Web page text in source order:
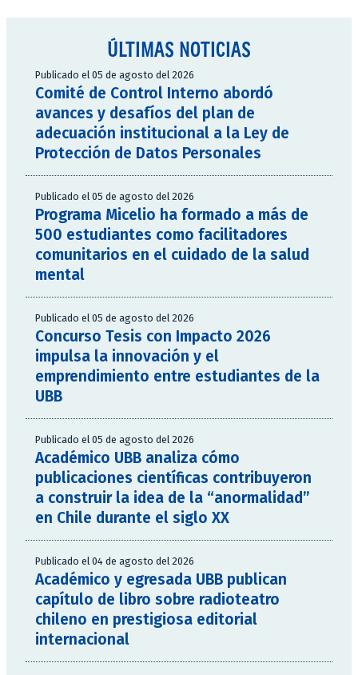
ÚLTIMAS NOTICIAS
Publicado el 05 de agosto del 2026
Comité de Control Interno abordó
avances y desafíos del plan de
adecuación institucional a la Ley de
Protección de Datos Personales
Publicado el 05 de agosto del 2026
Programa Micelio ha formado a más de
500 estudiantes como facilitadores
comunitarios en el cuidado de la salud
mental
Publicado el 05 de agosto del 2026
Concurso Tesis con Impacto 2026
impulsa la innovación y el
emprendimiento entre estudiantes de la
UBB
Publicado el 05 de agosto del 2026
Académico UBB analiza cómo
publicaciones científicas contribuyeron
a construir la idea de la “anormalidad”
en Chile durante el siglo XX
Publicado el 04 de agosto del 2026
Académico y egresada UBB publican
capítulo de libro sobre radioteatro
chileno en prestigiosa editorial
internacional